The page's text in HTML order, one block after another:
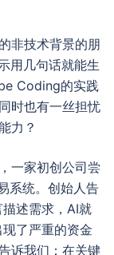
非技术背景的朋
用几句话就能生
Coding的实践
时也有一丝担忧
力？
一家初创公司尝
系统。创始人告
述需求，AI就
了严重的资金
诉我们：在关键